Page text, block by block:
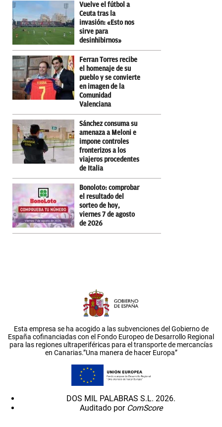
Vuelve el fútbol a
Ceuta tras la
invasión: «Esto nos
sirve para
desinhibirnos»
Ferran Torres recibe
el homenaje de su
pueblo y se convierte
en imagen de la
Comunidad
Valenciana
Sánchez consuma su
amenaza a Meloni e
impone controles
fronterizos a los
viajeros procedentes
de Italia
Bonoloto: comprobar
el resultado del
sorteo de hoy,
viernes 7 de agosto
de 2026
Esta empresa se ha acogido a las subvenciones del Gobierno de
España cofinanciadas con el Fondo Europeo de Desarrollo Regional
para las regiones ultraperiféricas para el transporte de mercancías
en Canarias.”Una manera de hacer Europa”
DOS MIL PALABRAS S.L. 2026.
Auditado por ComScore